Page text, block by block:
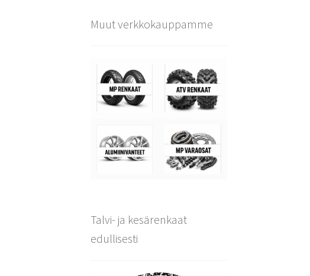
Muut verkkokauppamme
Talvi- ja kesärenkaat
edullisesti